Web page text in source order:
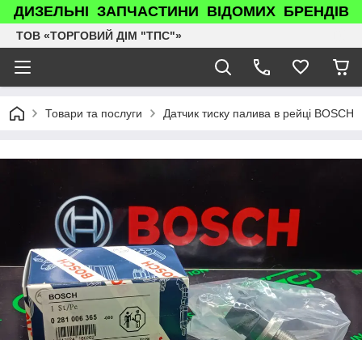
ДИЗЕЛЬНІ ЗАПЧАСТИНИ ВІДОМИХ БРЕНДІВ
ТОВ «ТОРГОВИЙ ДІМ "ТПС"»
Товари та послуги Датчик тиску палива в рейці BOSCH